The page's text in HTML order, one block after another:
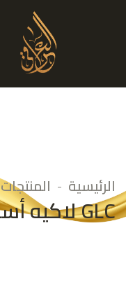
الرئيسية المنتجات
GLC لاكيه أسود لامع